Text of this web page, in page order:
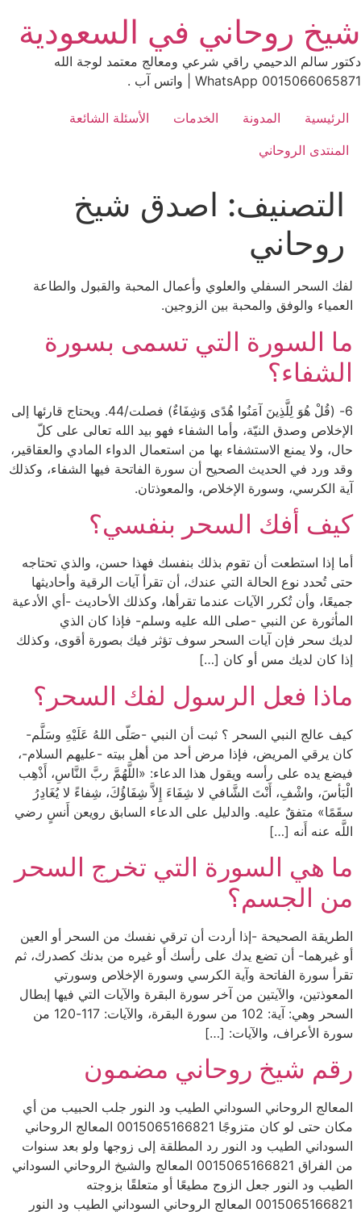
to
content
شيخ روحاني في السعودية
دكتور سالم الدحيمي راقي شرعي ومعالج معتمد لوجة الله
0015066065871 WhatsApp | واتس آب .
الرئيسية المدونة الخدمات
الأسئلة الشائعة
المنتدى الروحاني
التصنيف: اصدق شيخ
روحاني
لفك السحر السفلي والعلوي وأعمال المحبة والقبول والطاعة
العمياء والوفق والمحبة بين الزوجين.
ما السورة التي تسمى بسورة
الشفاء؟
6- (قُلْ هُوَ لِلَّذِينَ آمَنُوا هُدًى وَشِفَاءٌ) فصلت/44. ويحتاج قارئها إلى
الإخلاص وصدق النيّة، وأما الشفاء فهو بيد الله تعالى على كلّ
حال، ولا يمنع الاستشفاء بها من استعمال الدواء المادي والعقاقير،
وقد ورد في الحديث الصحيح أن سورة الفاتحة فيها الشفاء، وكذلك
آية الكرسي، وسورة الإخلاص، والمعوذتان.
كيف أفك السحر بنفسي؟
أما إذا استطعت أن تقوم بذلك بنفسك فهذا حسن، والذي تحتاجه
حتى تُحدد نوع الحالة التي عندك، أن تقرأ آيات الرقية وأحاديثها
جميعًا، وأن تُكرر الآيات عندما تقرأها، وكذلك الأحاديث -أي الأدعية
المأثورة عن النبي -صلى الله عليه وسلم- فإذا كان الذي
لديك سحر فإن آيات السحر سوف تؤثر فيك بصورة أقوى، وكذلك
إذا كان لديك مس أو كان […]
ماذا فعل الرسول لفك السحر؟
كيف عالج النبي السحر ؟ ثبت أن النبي -صَلّى اللهُ عَلَيْهِ وسَلَّم-
كان يرقي المريض، فإذا مرض أحد من أهل بيته -عليهم السلام-،
فيضع يده على رأسه ويقول هذا الدعاء: «اللَّهُمَّ ربَّ النَّاسِ، أَذْهِب
الْبَأسَ، واشْفِ، أَنْتَ الشَّافي لا شِفَاءَ إِلاَّ شِفَاؤُكَ، شِفاءً لا يُغَادِرُ
سقَمًا» متفقٌ عليه. والدليل على الدعاء السابق رويعن أَنسٍ رضي
اللَّه عنه أَنه […]
ما هي السورة التي تخرج السحر
من الجسم؟
الطريقة الصحيحة -إذا أردت أن ترقي نفسك من السحر أو العين
أو غيرهما- أن تضع يدك على رأسك أو غيره من بدنك كصدرك، ثم
تقرأ سورة الفاتحة وآية الكرسي وسورة الإخلاص وسورتي
المعوذتين، والآيتين من آخر سورة البقرة والآيات التي فيها إبطال
السحر وهي: آية: 102 من سورة البقرة، والآيات: 117-120 من
سورة الأعراف، والآيات: […]
رقم شيخ روحاني مضمون
المعالج الروحاني السوداني الطيب ود النور جلب الحبيب من أي
مكان حتى لو كان متزوجًا 0015065166821 المعالج الروحاني
السوداني الطيب ود النور رد المطلقة إلى زوجها ولو بعد سنوات
من الفراق 0015065166821 المعالج والشيخ الروحاني السوداني
الطيب ود النور جعل الزوج مطيعًا أو متعلقًا بزوجته
0015065166821 المعالج الروحاني السوداني الطيب ود النور